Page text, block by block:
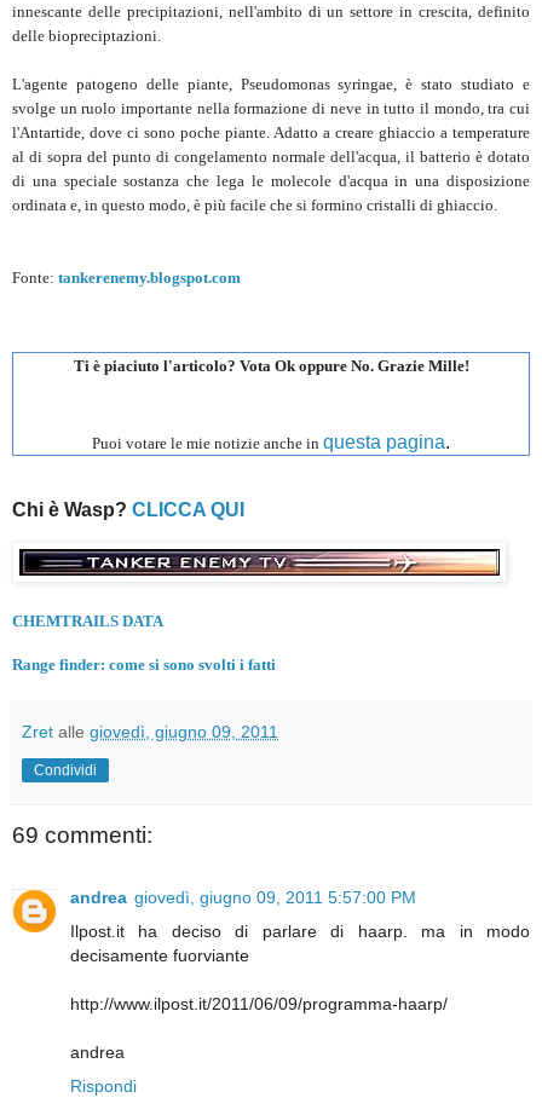
innescante delle precipitazioni, nell'ambito di un settore in crescita, definito
delle biopreciptazioni.
L'agente patogeno delle piante, Pseudomonas syringae, è stato studiato e
svolge un ruolo importante nella formazione di neve in tutto il mondo, tra cui
l'Antartide, dove ci sono poche piante. Adatto a creare ghiaccio a temperature
al di sopra del punto di congelamento normale dell'acqua, il batterio è dotato
di una speciale sostanza che lega le molecole d'acqua in una disposizione
ordinata e, in questo modo, è più facile che si formino cristalli di ghiaccio.
Fonte: tankerenemy.blogspot.com
Ti è piaciuto l'articolo? Vota Ok oppure No. Grazie Mille!
Puoi votare le mie notizie anche in questa pagina.
Chi è Wasp? CLICCA QUI
CHEMTRAILS DATA
Range finder: come si sono svolti i fatti
Zret alle giovedì, giugno 09, 2011
Condividi
69 commenti:
andrea giovedì, giugno 09, 2011 5:57:00 PM
Ilpost.it ha deciso di parlare di haarp. ma in modo
decisamente fuorviante
http://www.ilpost.it/2011/06/09/programma-haarp/
andrea
Rispondi